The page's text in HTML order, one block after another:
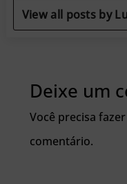
View all posts by
Deixe um
Você precisa
comentário.